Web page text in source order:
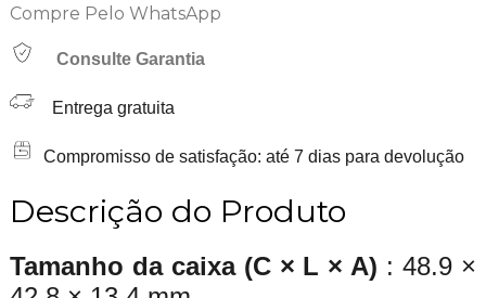
Compre Pelo WhatsApp
Consulte Garantia
Entrega gratuita
Compromisso de satisfação: até 7 dias para devolução
Descrição do Produto
Tamanho da caixa (C × L × A) : 48.9 ×